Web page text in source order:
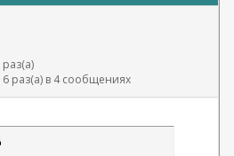
раз(а) в 4 сообщениях